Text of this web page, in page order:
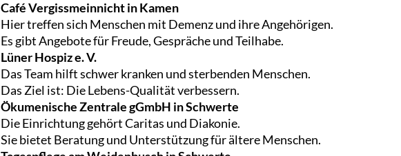
Café Vergissmeinnicht in Kamen
Hier treffen sich Menschen mit Demenz und ihre Angehörigen.
Es gibt Angebote für Freude, Gespräche und Teilhabe.
Lüner Hospiz e. V.
Das Team hilft schwer kranken und sterbenden Menschen.
Das Ziel ist: Die Lebens-Qualität verbessern.
Ökumenische Zentrale gGmbH in Schwerte
Die Einrichtung gehört Caritas und Diakonie.
Sie bietet Beratung und Unterstützung für ältere Menschen.